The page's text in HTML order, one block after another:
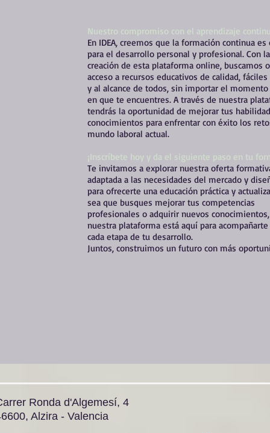
Nuestro compromiso con el aprendizaje
En IDEA, creemos que la formación continua es
para el desarrollo personal y profesional. Con la
creación de esta plataforma online, buscamos
acceso a recursos educativos de calidad,
y al alcance de todos, sin importar el
en que te encuentres. A través de nuestra
tendrás la oportunidad de mejorar tus
conocimientos para enfrentar con éxito los
mundo laboral actual.
¡Inscríbete hoy y da el siguiente paso en tu
Te invitamos a explorar nuestra oferta
adaptada a las necesidades del mercado y
para ofrecerte una educación práctica y
sea que busques mejorar tus competencias
profesionales o adquirir nuevos conocimientos,
nuestra plataforma está aquí para
cada etapa de tu desarrollo.
Juntos, construimos un futuro con más
Ronda d'Algemesí, 4
Alzira - Valencia